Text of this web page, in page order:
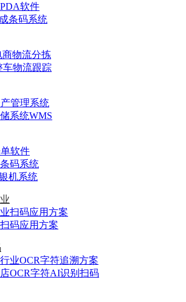
软件
条码系统
商物流分拣
车物流跟踪
管理系统
系统WMS
软件
码系统
机系统
扫码应用方案
码应用方案
业OCR字符追溯方案
OCR字符AI识别扫码